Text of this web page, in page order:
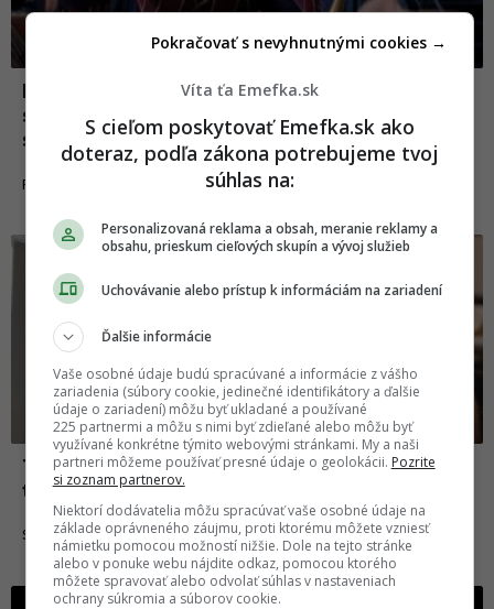
Podpálené slnko a cukríková schéma: Toto
sú tie najabsurdnejšie plány filmových a
seriálových zloduchov
FILMY A SERIÁLY
TOP 10 vtipných reels od slovenských
tvorcov za posledný týždeň #160
SLOVENSKO 13.12.2025
Víta ťa Emefka.sk
S cieľom poskytovať Emefka.sk ako
doteraz, podľa zákona potrebujeme tvoj
súhlas na:
Personalizovaná reklama a obsah, meranie reklamy a
obsahu, prieskum cieľových skupín a vývoj služieb
Uchovávanie alebo prístup k informáciám na zariadení
Ďalšie informácie
Vaše osobné údaje budú spracúvané a informácie z vášho
zariadenia (súbory cookie, jedinečné identifikátory a ďalšie
údaje o zariadení) môžu byť ukladané a používané
225 partnermi a môžu s nimi byť zdieľané alebo môžu byť
využívané konkrétne týmito webovými stránkami. My a naši
partneri môžeme používať presné údaje o geolokácii. Pozrite
si zoznam partnerov.
Niektorí dodávatelia môžu spracúvať vaše osobné údaje na
základe oprávneného záujmu, proti ktorému môžete vzniesť
námietku pomocou možností nižšie. Dole na tejto stránke
alebo v ponuke webu nájdite odkaz, pomocou ktorého
môžete spravovať alebo odvolať súhlas v nastaveniach
ochrany súkromia a súborov cookie.
Pokračovať s nevyhnutnými cookies →